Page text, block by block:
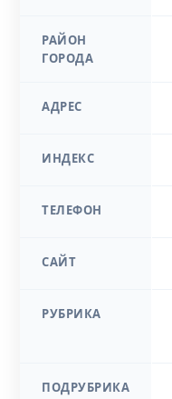
РАЙОН
ГОРОДА
АДРЕС
ИНДЕКС
ТЕЛЕФОН
САЙТ
РУБРИКА
ПОДРУБРИКА